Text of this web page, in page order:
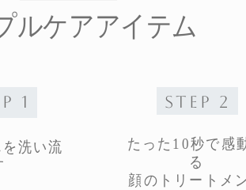
ルケアアイテム
1
洗い流
STEP 2
たった10秒で感
る
顔のトリートメ